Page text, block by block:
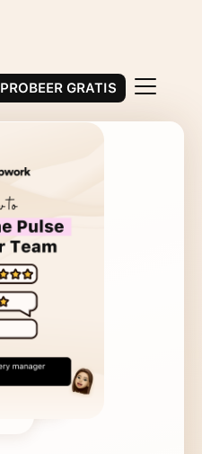
PROBEER GRATIS